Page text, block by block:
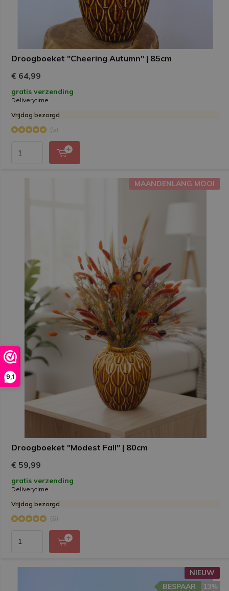
9,1
Droogboeket "Cheering Autumn" | 85cm
€ 64,99
gratis verzending
Deliverytime
Vrijdag bezorgd
(5)
Droogboeket "Modest Fall" | 80cm
MAANDENLANG MOOI
€ 59,99
gratis verzending
Deliverytime
Vrijdag bezorgd
(6)
NIEUW
13%
BESPAAR